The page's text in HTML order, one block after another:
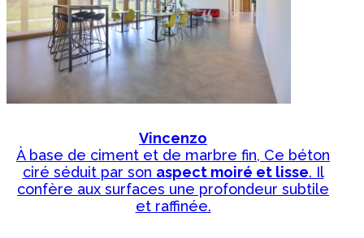
Vincenzo
À base de ciment et de marbre fin, Ce béton
ciré séduit par son aspect moiré et lisse. Il
confère aux surfaces une profondeur subtile
et raffinée.